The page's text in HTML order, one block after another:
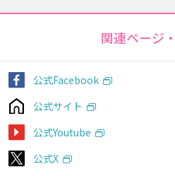
関連ページ
公式Facebook
公式サイト
公式Youtube
公式X